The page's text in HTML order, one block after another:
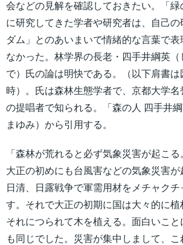
会などの見解を確認しておきたい。「緑
に研究してきた学者や研究者は、自己
ダム」とのあいまいで情緒的な言葉で表
なかった。林学界の長老・四手井綱英（
で）氏の論は明快である。（以下肩書は
時）。氏は森林生態学者で、京都大学名
の提唱者で知られる。「森の人 四手井
まゆみ）から引用する。
「森林が荒れると必ず気象災害が起こ
大正の初めにも台風害などの気象災害
日清、日露戦争で軍需用材をメチャク
す。それで大正の初期に国は大々的に植
それにつられて木を植える。面白いこ
も同じでした。災害が集中しまして、